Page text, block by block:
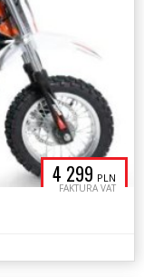
4 299 PLN
FAKTURA VAT